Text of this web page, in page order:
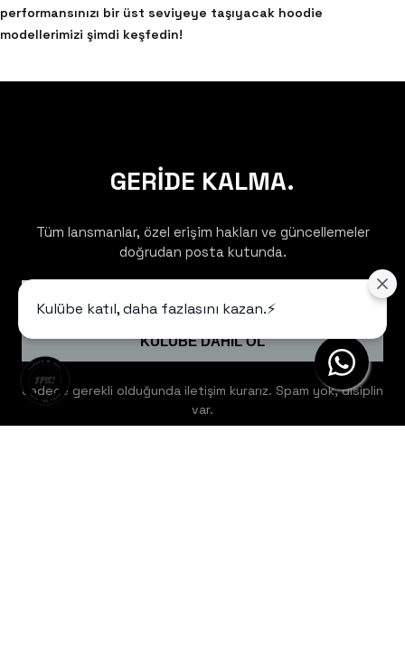
performansınızı bir üst seviyeye taşıyacak hoodie
modellerimizi şimdi keşfedin!
GERİDE KALMA.
Tüm lansmanlar, özel erişim hakları ve güncellemeler
doğrudan posta kutunda.
KULÜBE DAHİL OL
Sadece gerekli olduğunda iletişim kurarız. Spam yok, disiplin
var.
Kulübe katıl, daha fazlasını kazan.⚡️